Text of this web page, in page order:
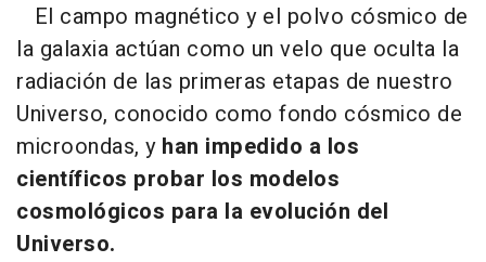
El campo magnético y el polvo cósmico de
la galaxia actúan como un velo que oculta la
radiación de las primeras etapas de nuestro
Universo, conocido como fondo cósmico de
microondas, y han impedido a los
científicos probar los modelos
cosmológicos para la evolución del
Universo.